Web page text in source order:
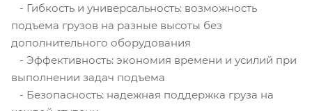
- Гибкость и универсальность: возможность
подъема грузов на разные высоты без
дополнительного оборудования
- Эффективность: экономия времени и усилий при
выполнении задач подъема
- Безопасность: надежная поддержка груза на